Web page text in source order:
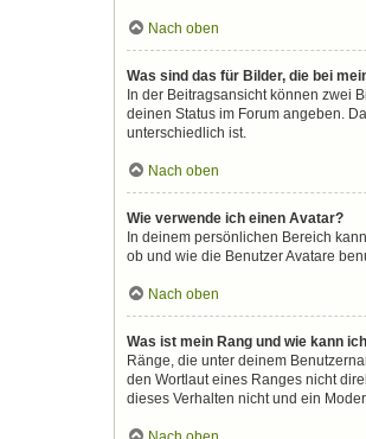
Nach oben
Was sind das für Bilder, die bei
In der Beitragsansicht können zwei
deinen Status im Forum angeben.
unterschiedlich ist.
Nach oben
Wie verwende ich einen Avatar?
In deinem persönlichen Bereich
ob und wie die Benutzer Avatare
Nach oben
Was ist mein Rang und wie kann
Ränge, die unter deinem
den Wortlaut eines Ranges nicht
dieses Verhalten nicht und ein